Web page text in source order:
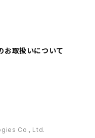
お取扱いについて
Co., Ltd.